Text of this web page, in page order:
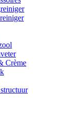
Crème